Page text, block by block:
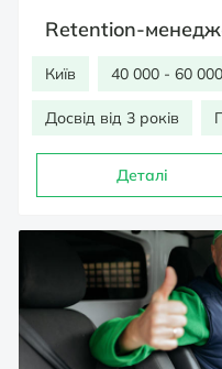
Retention-
Київ 40 000 - 60 000
Досвід від 3 років
Деталі